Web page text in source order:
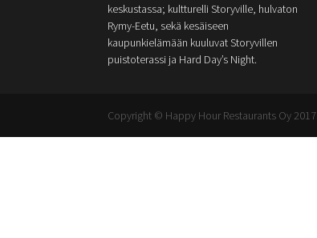
keskustassa; kultturelli Storyville, hulvaton
Rymy-Eetu, sekä kesäiseen
kaupunkielämään kuuluvat Storyvillen
puistoterassi ja Hard Day’s Night.
Copyright © Happy Hour Restaurants Oy 2017